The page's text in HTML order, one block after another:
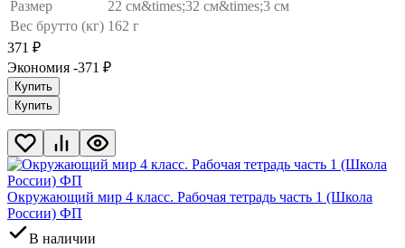
Размер
22 см&times;32 см&times;3 см
Вес брутто (кг) 162 г
371 ₽
Экономия -371 ₽
Купить
Купить
Окружающий мир 4 класс. Рабочая тетрадь часть 1 (Школа
России) ФП
В наличии